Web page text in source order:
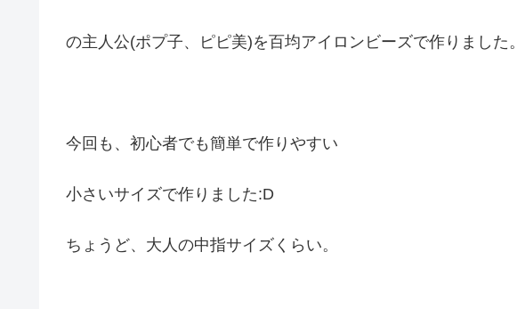
の主人公(ポプ子、ピピ美)を百均アイロンビーズで作りました。
今回も、初心者でも簡単で作りやすい
小さいサイズで作りました:D
ちょうど、大人の中指サイズくらい。